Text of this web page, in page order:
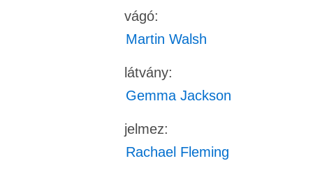
vágó:
Martin Walsh
látvány:
Gemma Jackson
jelmez:
Rachael Fleming